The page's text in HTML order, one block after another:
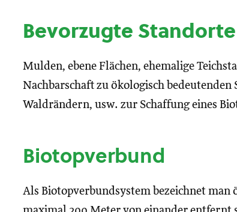
Bevorzugte Standorte
Mulden, ebene Flächen, ehemalige
Nachbarschaft zu ökologisch
Waldrändern, usw. zur Schaffung eines
Biotopverbund
Als Biotopverbundsystem bezeichnet